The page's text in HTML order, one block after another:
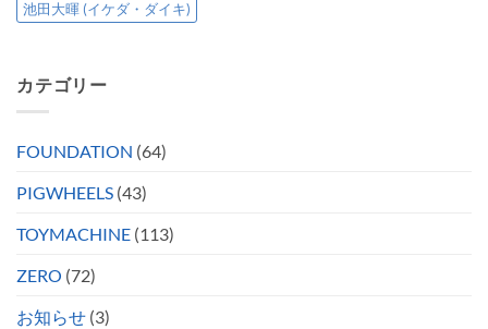
池田大暉 (イケダ・ダイキ)
カテゴリー
FOUNDATION (64)
PIGWHEELS (43)
TOYMACHINE (113)
ZERO (72)
お知らせ (3)